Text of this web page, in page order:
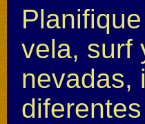
vela, surf
nevadas,